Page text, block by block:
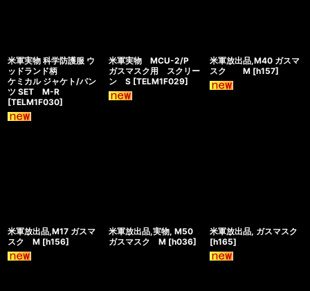
米軍実物 科学防護服 ウ
ッドランド柄
ケミカル ジャケト/パン
ツ SET M-R
[TELM1F030]
米軍実物 MCU-2/P
ガスマスク用 スクリー
ン S [TELM1F029]
米軍放出品,M40 ガスマ
スク M [h157]
米軍放出品,M17 ガスマ
スク M [h156]
米軍放出品,実物, M50
ガスマスク M [h036]
米軍放出品, ガスマスク
[h165]